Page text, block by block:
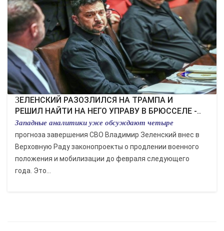
ЗЕЛЕНСКИЙ РАЗОЗЛИЛСЯ НА ТРАМПА И
РЕШИЛ НАЙТИ НА НЕГО УПРАВУ В БРЮССЕЛЕ -..
Западные аналитики уже обсуждают четыре
прогноза завершения СВО Владимир Зеленский внес в
Верховную Раду законопроекты о продлении военного
положения и мобилизации до февраля следующего
года. Это...